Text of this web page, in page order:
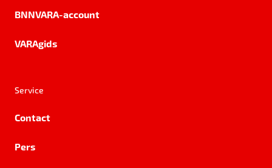
BNNVARA-account
VARAgids
Service
Contact
Pers